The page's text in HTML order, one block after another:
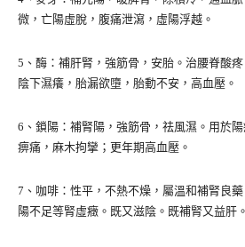
微，亡陽虛脫，腹痛泄瀉，虛陽浮越。
5、酶：補肝腎，強筋骨，安胎。治腰脊酸
陰下濕癢，胎漏欲墮，胎動不安，高血壓。
6、鎖陽：補腎陽，強筋骨，祛風濕。用於
痹痛，麻木拘攣；更年期高血壓。
7、咖啡：性平，不熱不燥，屬溫和補腎良
陽不足等腎虛癥。既又滋陰。既補腎又益肝。